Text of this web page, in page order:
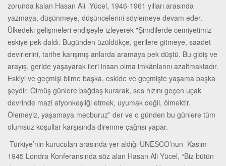
zorunda kalan Hasan Ali Yücel, 1946-1961 yılları arasında
yazmaya, düşünmeye, düşüncelerini söylemeye devam eder.
Ülkedeki gelişmeleri endişeyle izleyerek "Şimdilerde cemiyetimiz
eskiye pek daldı. Bugünden üzüldükçe, gerilere gitmeye, saadet
devirlerini, tarihe karışmış anlarda aramaya pek düştü. Bu gidiş ve
arayış, geride yaşayarak ileri insan olma imkânlarını azaltmaktadır.
Eskiyi ve geçmişi bilme başka, eskide ve geçmişte yaşama başka
şeydir. Ölmüş günlere bağdaş kurarak, ses hızını geçen uçak
devrinde mazi afyonkeşliği etmek, uyumak değil, ölmektir.
Ölemeyiz, yaşamaya mecburuz” der ve o günden bu günlere tüm
olumsuz koşullar karşısında direnme çağrısı yapar.
Türkiye’nin kurucuları arasında yer aldığı UNESCO’nun Kasım
1945 Londra Konferansında söz alan Hasan Ali Yücel, “Biz bütün